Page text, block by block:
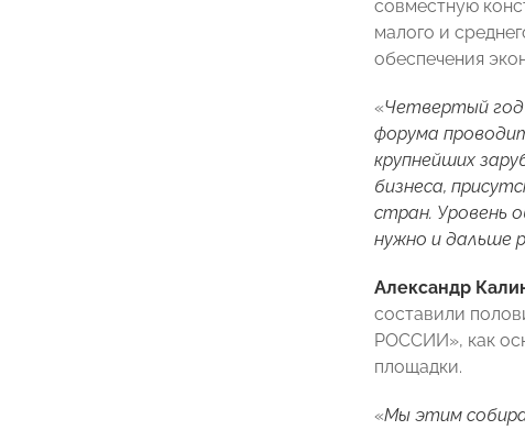
совместную
малого и
обеспечения
«Четвертый
форума
крупнейших
бизнеса,
стран. Уровень
нужно и дальше
Александр
составили
РОССИИ», как
площадки.
«Мы этим